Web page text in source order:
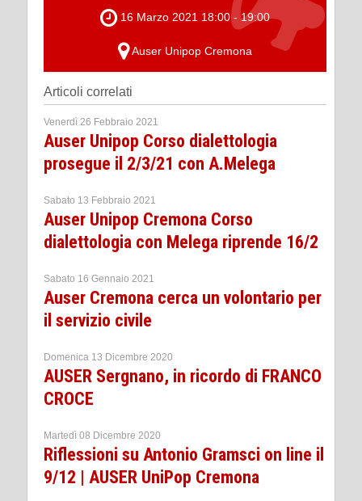
16 Marzo 2021 18:00 - 19:00
Auser Unipop Cremona
Articoli correlati
Venerdì 26 Febbraio 2021
Auser Unipop Corso dialettologia
prosegue il 2/3/21 con A.Melega
Sabato 13 Febbraio 2021
Auser Unipop Cremona Corso
dialettologia con Melega riprende 16/2
Sabato 16 Gennaio 2021
Auser Cremona cerca un volontario per
il servizio civile
Domenica 13 Dicembre 2020
AUSER Sergnano, in ricordo di FRANCO
CROCE
Martedì 08 Dicembre 2020
Riflessioni su Antonio Gramsci on line il
9/12 | AUSER UniPop Cremona